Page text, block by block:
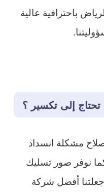
باحترافية عالية
إلى تكسير ؟
مشكلة انسداد
نوفر صور تسليك
جعلتنا أفضل شركة